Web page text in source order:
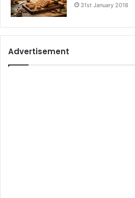
31st January 2018
Advertisement